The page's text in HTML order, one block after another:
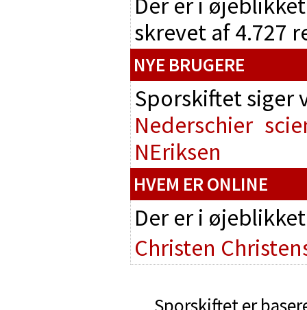
skrevet af 4.727
NYE BRUGERE
Sporskiftet
Nederschier
NEriksen
HVEM ER ONLINE
Der er i
Christen
Sporskiftet er